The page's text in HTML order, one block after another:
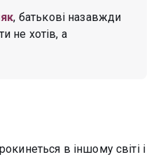
, батькові назавжди
не хотів, а
в іншому світі і